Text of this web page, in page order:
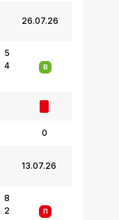
26.07.26
5
4
В
0
13.07.26
8
2
П